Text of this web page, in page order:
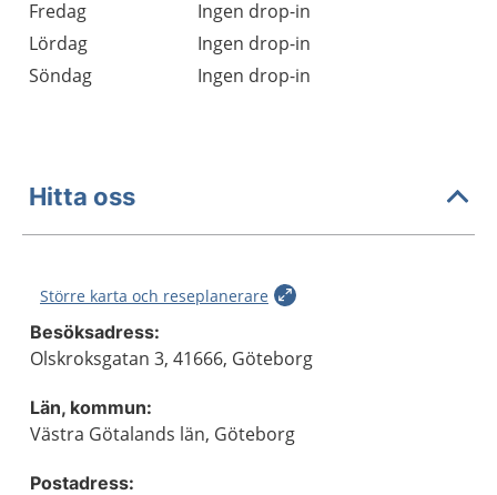
Fredag
Ingen drop-in
Lördag
Ingen drop-in
Söndag
Ingen drop-in
Hitta oss
Större karta och reseplanerare
Besöksadress:
Olskroksgatan 3, 41666, Göteborg
Län, kommun:
Västra Götalands län, Göteborg
Postadress: